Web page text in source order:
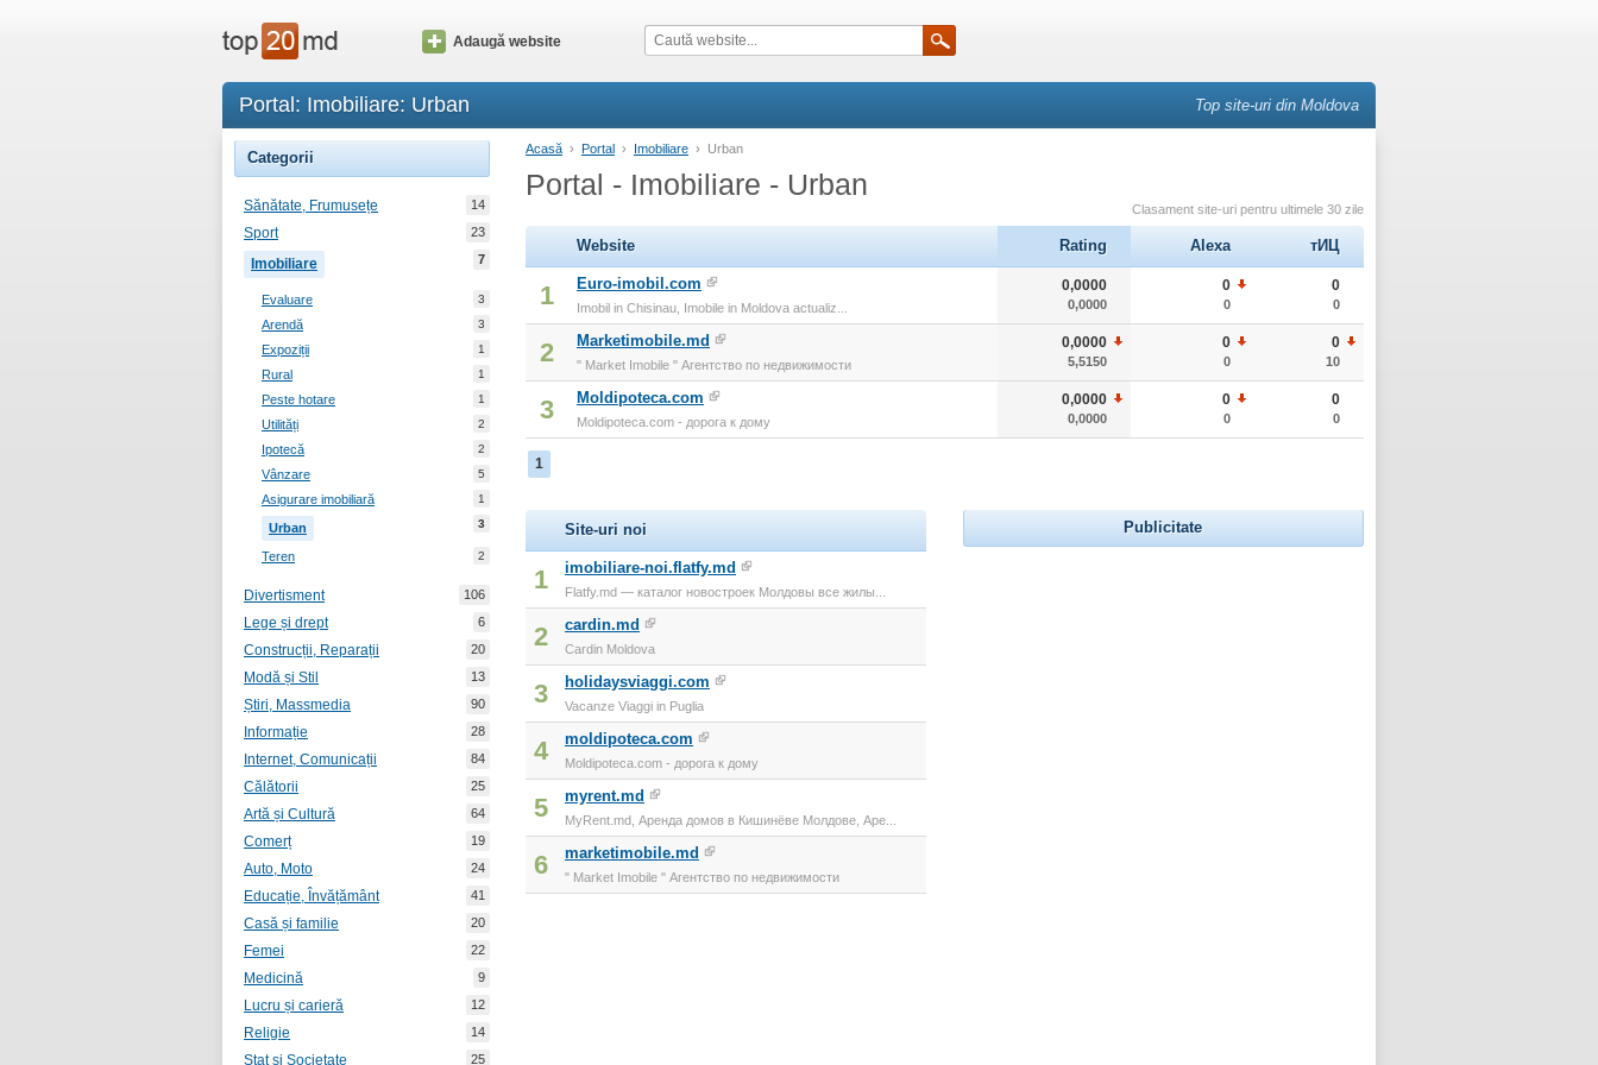
Adaugă website
Portal: Imobiliare: Urban Top site-uri din Moldova
Categorii
Sănătate, Frumusețe 14
Sport 23
Imobiliare 7
Evaluare 3
Arendă 3
Expoziții 1
Rural 1
Peste hotare 1
Utilități 2
Ipotecă 2
Vânzare 5
Asigurare imobiliară 1
Urban 3
Teren 2
Divertisment 106
Lege și drept 6
Construcții, Reparații 20
Modă și Stil 13
Știri, Massmedia 90
Informație 28
Internet, Comunicații 84
Călătorii 25
Artă și Cultură 64
Comerț 19
Auto, Moto 24
Educație, Învățământ 41
Casă și familie 20
Femei 22
Medicină 9
Lucru și carieră 12
Religie 14
Stat și Societate 25
Acasă › Portal › Imobiliare › Urban
Portal - Imobiliare - Urban
Clasament site-uri pentru ultimele 30 zile
Website Rating Alexa тИЦ
1 Euro-imobil.com
Imobil in Chisinau, Imobile in Moldova actualiz...
0,0000
0,0000
0
0
0
0
2 Marketimobile.md
" Market Imobile " Агентство по недвижимости
0,0000
5,5150
0
0
0
10
3 Moldipoteca.com
Moldipoteca.com - дорога к дому
0,0000
0,0000
0
0
0
0
1
Site-uri noi
1 imobiliare-noi.flatfy.md
Flatfy.md — каталог новостроек Молдовы все жилы...
2 cardin.md
Cardin Moldova
3 holidaysviaggi.com
Vacanze Viaggi in Puglia
4 moldipoteca.com
Moldipoteca.com - дорога к дому
5 myrent.md
MyRent.md, Аренда домов в Кишинёве Молдове, Аре...
6 marketimobile.md
" Market Imobile " Агентство по недвижимости
Publicitate